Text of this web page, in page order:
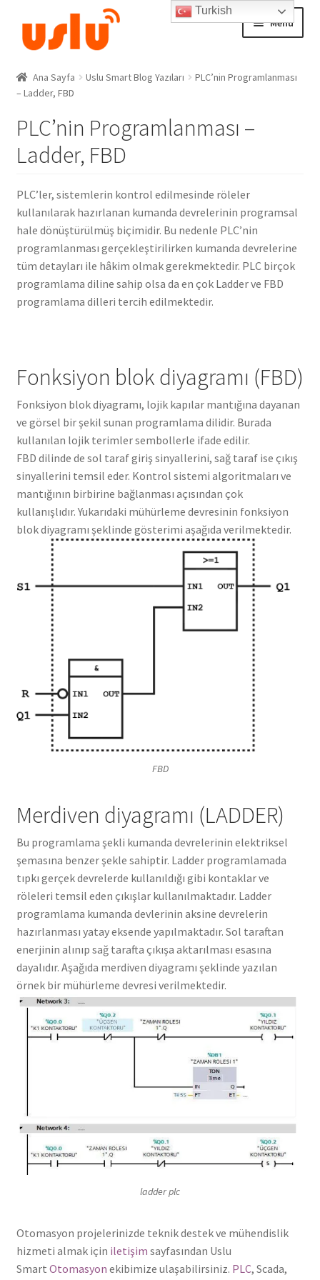
navigation
content
Menu
Ana Sayfa
Adım Takip Sistemi
İletişim
Ödeme
Expand
child
menu
Ana Sayfa Uslu Smart Blog Yazıları
PLC’nin Programlanması
– Ladder, FBD
PLC’nin Programlanması –
Ladder, FBD
PLC’ler, sistemlerin kontrol edilmesinde röleler
kullanılarak hazırlanan kumanda devrelerinin programsal
hale dönüştürülmüş biçimidir. Bu nedenle PLC’nin
programlanması gerçekleştirilirken kumanda devrelerine
tüm detayları ile hâkim olmak gerekmektedir. PLC birçok
programlama diline sahip olsa da en çok Ladder ve FBD
programlama dilleri tercih edilmektedir.
Fonksiyon blok diyagramı (FBD)
Fonksiyon blok diyagramı, lojik kapılar mantığına dayanan
ve görsel bir şekil sunan programlama dilidir. Burada
kullanılan lojik terimler sembollerle ifade edilir.
FBD dilinde de sol taraf giriş sinyallerini, sağ taraf ise çıkış
sinyallerini temsil eder. Kontrol sistemi algoritmaları ve
mantığının birbirine bağlanması açısından çok
kullanışlıdır. Yukarıdaki mühürleme devresinin fonksiyon
blok diyagramı şeklinde gösterimi aşağıda verilmektedir.
FBD
Merdiven diyagramı (LADDER)
Bu programlama şekli kumanda devrelerinin elektriksel
şemasına benzer şekle sahiptir. Ladder programlamada
tıpkı gerçek devrelerde kullanıldığı gibi kontaklar ve
röleleri temsil eden çıkışlar kullanılmaktadır. Ladder
programlama kumanda devlerinin aksine devrelerin
hazırlanması yatay eksende yapılmaktadır. Sol taraftan
enerjinin alınıp sağ tarafta çıkışa aktarılması esasına
dayalıdır. Aşağıda merdiven diyagramı şeklinde yazılan
örnek bir mühürleme devresi verilmektedir.
ladder plc
Otomasyon projelerinizde teknik destek ve mühendislik
hizmeti almak için iletişim sayfasından Uslu
Smart Otomasyon ekibimize ulaşabilirsiniz. PLC, Scada,
Turkish